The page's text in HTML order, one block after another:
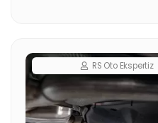
RS Oto Ekspertiz